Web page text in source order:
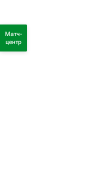
Матч-
центр